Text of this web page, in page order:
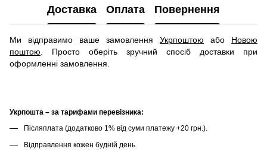
Доставка Оплата Повернення
Ми відправимо ваше замовлення Укрпоштою або Новою
поштою . Просто оберіть зручний спосіб доставки при
оформленні замовлення.
Укрпошта – за тарифами перевізника:
Післяплата (додатково 1% від суми платежу +20 грн.).
Відправлення кожен будній день